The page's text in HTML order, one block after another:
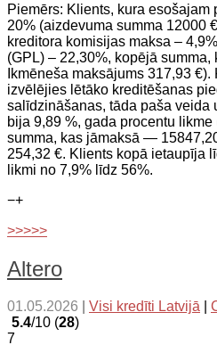
Piemērs: Klients, kura esošajam
20% (aizdevuma summa 12000
kreditora komisijas maksa –
(GPL) – 22,30%, kopējā
Ikmēneša maksājums 317,93
izvēlējies lētāko kreditēšanas
salīdzināšanas, tāda paša veida
bija 9,89 %, gada procentu
summa, kas jāmaksā —
254,32 €. Klients kopā ietaupīja
likmi no 7,9% līdz 56%.
−+
>>>>>
Altero
01.05.2026 Visi kredīti Latvijā
5.4/10 (28)
7